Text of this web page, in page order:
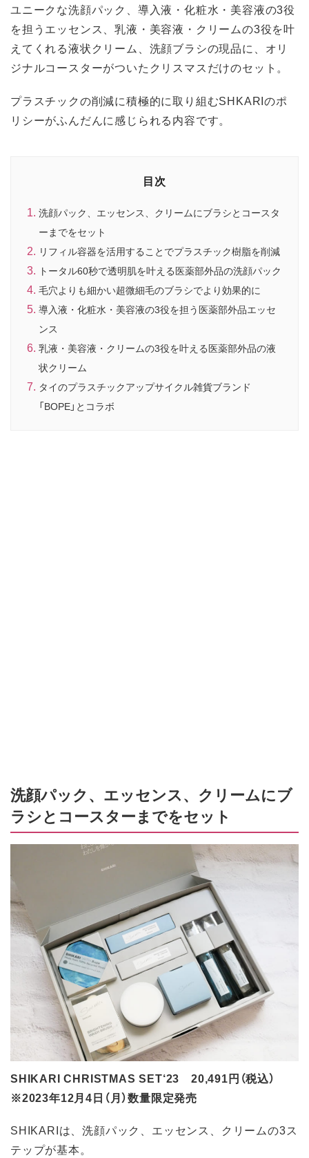
ユニークな洗顔パック、導入液・化粧水・美容液の3役
を担うエッセンス、乳液・美容液・クリームの3役を叶
えてくれる液状クリーム、洗顔ブラシの現品に、オリ
ジナルコースターがついたクリスマスだけのセット。
プラスチックの削減に積極的に取り組むSHKARIのポ
リシーがふんだんに感じられる内容です。
目次
洗顔パック、エッセンス、クリームにブラシとコースタ
ーまでをセット
リフィル容器を活用することでプラスチック樹脂を削減
トータル60秒で透明肌を叶える医薬部外品の洗顔パック
毛穴よりも細かい超微細毛のブラシでより効果的に
導入液・化粧水・美容液の3役を担う医薬部外品エッセ
ンス
乳液・美容液・クリームの3役を叶える医薬部外品の液
状クリーム
タイのプラスチックアップサイクル雑貨ブランド
「BOPE」とコラボ
洗顔パック、エッセンス、クリームにブ
ラシとコースターまでをセット
SHIKARI CHRISTMAS SET‘23 20,491円（税込）
※2023年12月4日（月）数量限定発売
SHIKARIは、洗顔パック、エッセンス、クリームの3ス
テップが基本。